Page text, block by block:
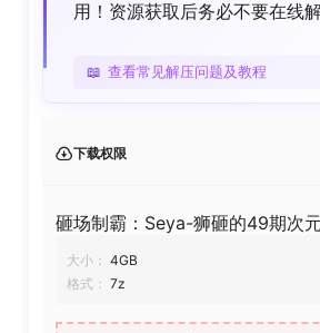
用！资源获取后务必不要在线解
📖 查看常见解压问题及教程
下载权限
砸场制霸：Seya-狮砸的49期次
大小： 4GB
格式： 7z